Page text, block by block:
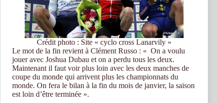
Crédit photo : Site « cyclo cross Lanarvily »
Le mot de la fin revient à Clément Russo : « On a voulu
jouer avec Joshua Dubau et on a perdu tous les deux.
Maintenant il faut voir plus loin avec les deux manches de
coupe du monde qui arrivent plus les championnats du
monde. On fera le bilan à la fin du mois de janvier, la saison
est loin d’être terminée ».